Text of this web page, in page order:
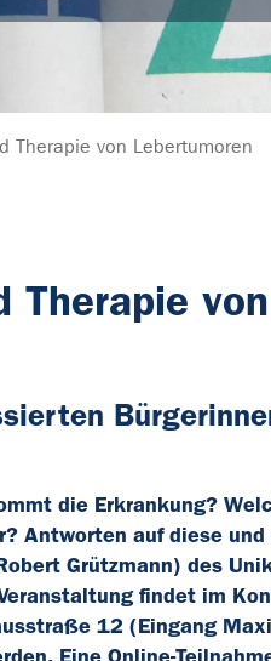
Therapie von Lebertumoren
die Erkrankung?
Antworten auf diese
Grützmann) des
findet im
12 (Eingang